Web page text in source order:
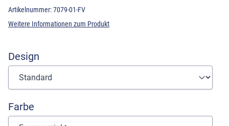
Artikelnummer:7079-01-FV
Weitere Informationen zum Produkt
Design
Farbe